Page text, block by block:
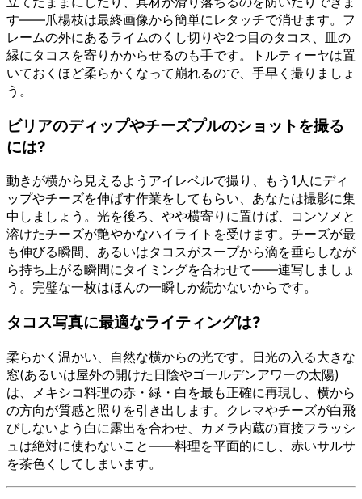
す——爪楊枝は最終画像から簡単にレタッチで消せます。フ
レームの外にあるライムのくし切りや2つ目のタコス、皿の
縁にタコスを寄りかからせるのも手です。トルティーヤは置
いておくほど柔らかくなって崩れるので、手早く撮りましょ
う。
ビリアのディップやチーズプルのショットを撮る
には?
動きが横から見えるようアイレベルで撮り、もう1人にディ
ップやチーズを伸ばす作業をしてもらい、あなたは撮影に集
中しましょう。光を後ろ、やや横寄りに置けば、コンソメと
溶けたチーズが艶やかなハイライトを受けます。チーズが最
も伸びる瞬間、あるいはタコスがスープから滴を垂らしなが
ら持ち上がる瞬間にタイミングを合わせて——連写しましょ
う。完璧な一枚はほんの一瞬しか続かないからです。
タコス写真に最適なライティングは?
柔らかく温かい、自然な横からの光です。日光の入る大きな
窓(あるいは屋外の開けた日陰やゴールデンアワーの太陽)
は、メキシコ料理の赤・緑・白を最も正確に再現し、横から
の方向が質感と照りを引き出します。クレマやチーズが白飛
びしないよう白に露出を合わせ、カメラ内蔵の直接フラッシ
ュは絶対に使わないこと——料理を平面的にし、赤いサルサ
を茶色くしてしまいます。